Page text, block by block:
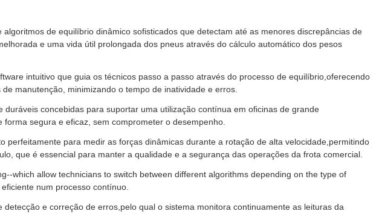
de equilíbrio dinâmico sofisticados que detectam até as menores discrepâncias de
e uma vida útil prolongada dos pneus através do cálculo automático dos pesos
intuitivo que guia os técnicos passo a passo através do processo de equilíbrio,oferecendo
manutenção, minimizando o tempo de inatividade e erros.
concebidas para suportar uma utilização contínua em oficinas de grande
segura e eficaz, sem comprometer o desempenho.
para medir as forças dinâmicas durante a rotação de alta velocidade,permitindo
que é essencial para manter a qualidade e a segurança das operações da frota comercial.
which allow technicians to switch between different algorithms depending on the type of
num processo contínuo.
e correção de erros,pelo qual o sistema monitora continuamente as leituras da